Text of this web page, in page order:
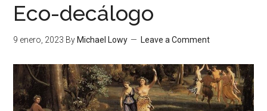
Eco-decálogo
9 enero, 2023 By Michael Lowy Leave a Comment